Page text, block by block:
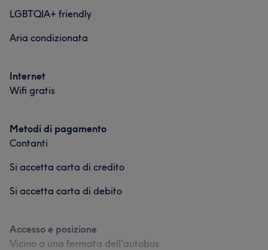
LGBTQIA+ friendly
Aria condizionata
Internet
Wifi gratis
Metodi di pagamento
Contanti
Si accetta carta di credito
Si accetta carta di debito
Accesso e posizione
Vicino a una fermata dell'autobus